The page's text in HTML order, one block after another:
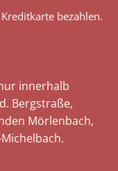
bezahlen.
innerhalb
Bergstraße,
Mörlenbach,